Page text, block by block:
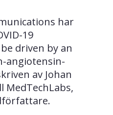
har
19
driven by an
angiotensin-
av Johan
MedTechLabs,